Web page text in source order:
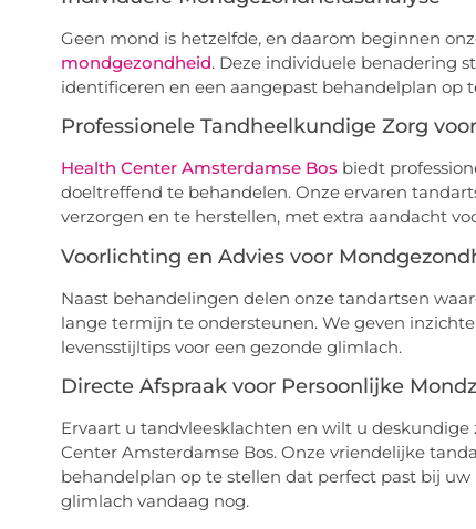
Geen mond is hetzelfde, en daarom beginnen
mondgezondheid. Deze individuele benadering
identificeren en een aangepast behandelplan op
Professionele Tandheelkundige Zorg
Health Center Amsterdamse Bos biedt
doeltreffend te behandelen. Onze ervaren
verzorgen en te herstellen, met extra aandacht
Voorlichting en Advies voor
Naast behandelingen delen onze tandartsen
lange termijn te ondersteunen. We geven
levensstijltips voor een gezonde glimlach.
Directe Afspraak voor Persoonlijke
Ervaart u tandvleesklachten en wilt u
Center Amsterdamse Bos. Onze vriendelijke
behandelplan op te stellen dat perfect past bij
glimlach vandaag nog.